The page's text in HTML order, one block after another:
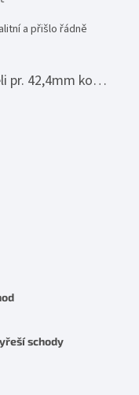
hvězdiček.
a přišlo řádně
Madlo z nerezové oceli pr. 42,4mm komplet - model 0116 - 3000mm
hvězdiček.
schody